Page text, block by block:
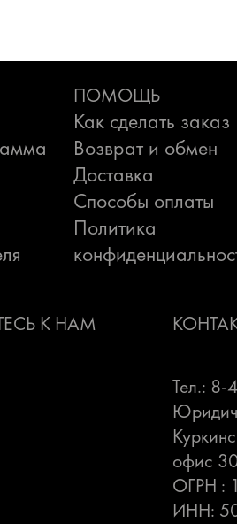
ПОМОЩЬ
Как сделать заказ
Возврат и обмен
Доставка
Способы оплаты
Политика
К НАМ
Тел.: 8-
офис
ОГРН :
ИНН: